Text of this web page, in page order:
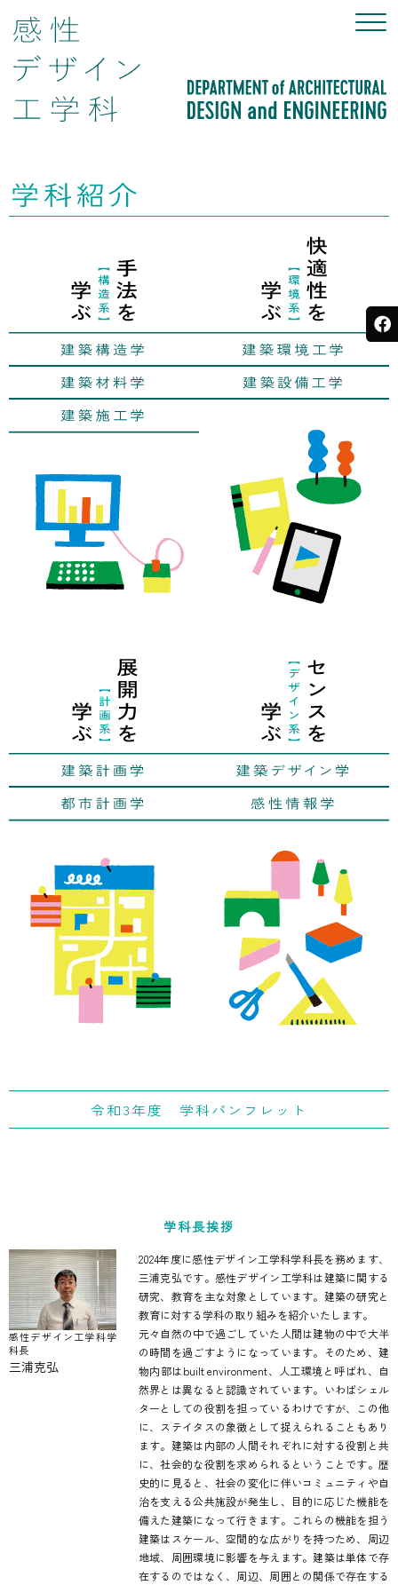
令和3年度 学科パンフレット
学科長挨拶
感性デザイン工学科学
科長
三浦克弘
2024年度に感性デザイン工学科学科長を務めます、
三浦克弘です。感性デザイン工学科は建築に関する
研究、教育を主な対象としています。建築の研究と
教育に対する学科の取り組みを紹介いたします。
元々自然の中で過ごしていた人間は建物の中で大半
の時間を過ごすようになっています。そのため、建
物内部はbuilt environment、人工環境と呼ばれ、自
然界とは異なると認識されています。いわばシェル
ターとしての役割を担っているわけですが、この他
に、ステイタスの象徴として捉えられることもあり
ます。建築は内部の人間それぞれに対する役割と共
に、社会的な役割を求められるということです。歴
史的に見ると、社会の変化に伴いコミュニティや自
治を支える公共施設が発生し、目的に応じた機能を
備えた建築になって行きます。これらの機能を担う
建築はスケール、空間的な広がりを持つため、周辺
地域、周囲環境に影響を与えます。建築は単体で存
在するのではなく、周辺、周囲との関係で存在する